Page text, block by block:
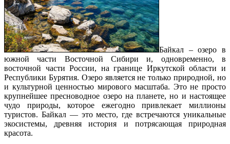
Байкал – озеро в
южной части Восточной Сибири и, одновременно, в
восточной части России, на границе Иркутской области и
Республики Бурятия. Озеро является не только природной, но
и культурной ценностью мирового масштаба. Это не просто
крупнейшее пресноводное озеро на планете, но и настоящее
чудо природы, которое ежегодно привлекает миллионы
туристов. Байкал — это место, где встречаются уникальные
экосистемы, древняя история и потрясающая природная
красота.